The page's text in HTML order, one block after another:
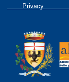
Privacy